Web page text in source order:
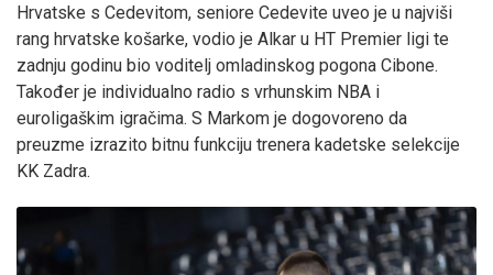
Hrvatske s Cedevitom, seniore Cedevite uveo je u najviši
rang hrvatske košarke, vodio je Alkar u HT Premier ligi te
zadnju godinu bio voditelj omladinskog pogona Cibone.
Također je individualno radio s vrhunskim NBA i
euroligaškim igračima. S Markom je dogovoreno da
preuzme izrazito bitnu funkciju trenera kadetske selekcije
KK Zadra.